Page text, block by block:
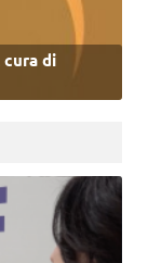
cura di